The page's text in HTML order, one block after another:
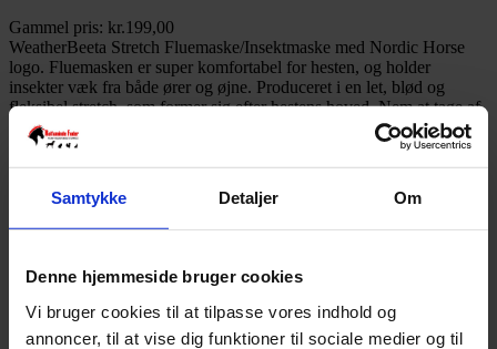
Samtykke Detaljer Om
Denne hjemmeside bruger cookies
Vi bruger cookies til at tilpasse vores indhold og
annoncer, til at vise dig funktioner til sociale medier og til
Gammel pris: kr.199,00
WeatherBeeta Stretch Fluemaske/Insektmaske med Nordic Horse
logo. Fluemasken er super komfortabel for hesten, og holder
insekter væk fra både ører og øjne. Produceret i en let, blød og
fleksibel stretch, som former sig efter hestens hoved. Nem at tage af
og på - lukkes med lynlås og velcro under kæben. Insektmasken er
med mesh over ørerne, har et hævet mesh-indlæg med god plads
over øjnene og hul til pandelokken. Blokerer 98% UV-stråler.
(normal i størrelsen)
Kun 1 tilbage på lager
Tilføj til kurv
Varekategori:Fluebeskyttelse,Hest ,Udstyr og pleje til hest
til hest